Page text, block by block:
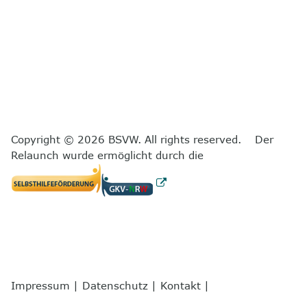
Copyright © 2026 BSVW. All rights reserved. Der
Relaunch wurde ermöglicht durch die
Impressum | Datenschutz | Kontakt |